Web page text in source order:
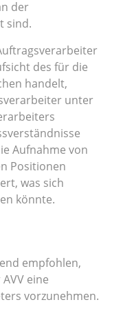
der
sind.
des für die
handelt,
unter
Aufnahme von
Positionen
was sich
könnte.
empfohlen,
eine
vorzunehmen.